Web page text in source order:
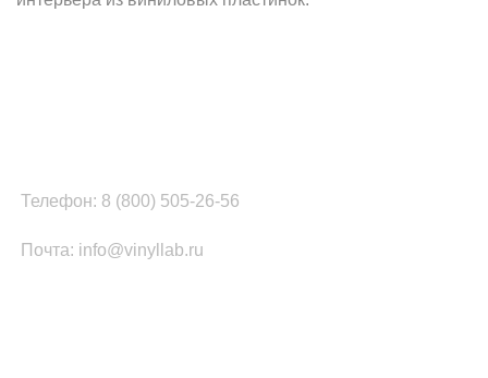
Телефон: 8 (800) 505-26-56
Почта: info@vinyllab.ru